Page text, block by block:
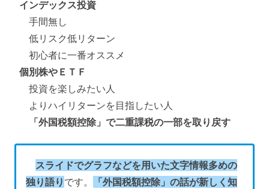
インデックス投資
手間無し
低リスク低リターン
初心者に一番オススメ
個別株やＥＴＦ
投資を楽しみたい人
よりハイリターンを目指したい人
「外国税額控除」で二重課税の一部を取り戻す
スライドでグラフなどを用いた文字情報多めの
独り語り です。
「外国税額控除」の話が新しく知